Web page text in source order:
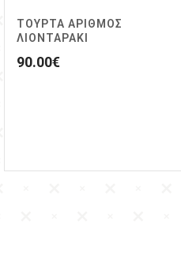
ΤΟΥΡΤΑ ΑΡΙΘΜΟΣ
ΛΙΟΝΤΑΡΑΚΙ
90.00€